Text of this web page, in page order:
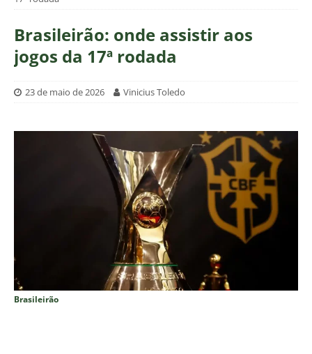
Brasileirão: onde assistir aos
jogos da 17ª rodada
23 de maio de 2026 Vinicius Toledo
Brasileirão